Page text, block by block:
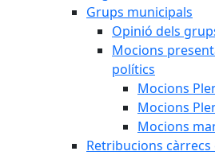
Grups municipals
Opinió dels
Mocions
polítics
Mocions
Mocions
Mocions
Retribucions càrrecs